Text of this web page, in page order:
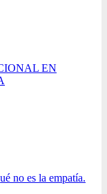
EN
no es la empatía.